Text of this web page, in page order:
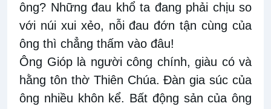
ông? Những đau khổ ta đang phải chịu so
với núi xui xẻo, nỗi đau đớn tận cùng của
ông thì chẳng thấm vào đâu!
Ông Gióp là người công chính, giàu có và
hằng tôn thờ Thiên Chúa. Đàn gia súc của
ông nhiều khôn kể. Bất động sản của ông